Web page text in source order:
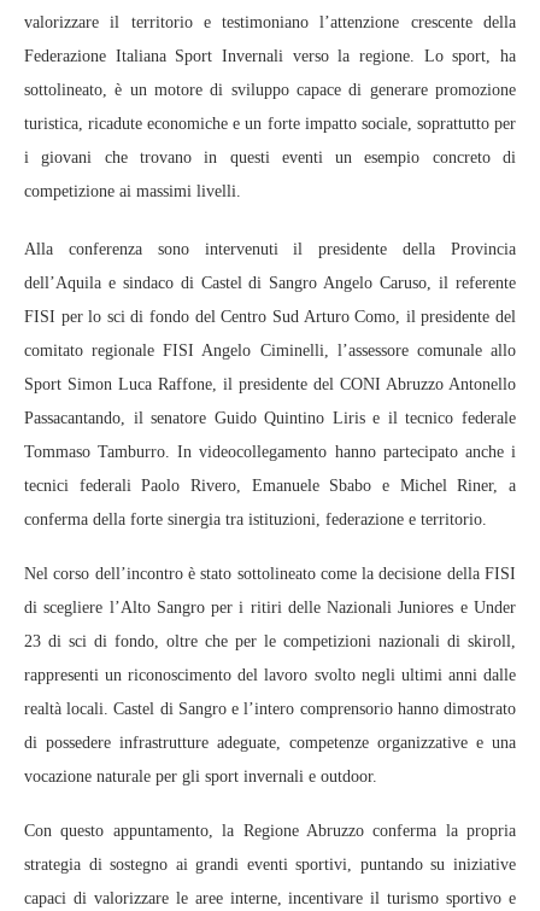
valorizzare il territorio e testimoniano l’attenzione crescente della
Federazione Italiana Sport Invernali verso la regione. Lo sport, ha
sottolineato, è un motore di sviluppo capace di generare promozione
turistica, ricadute economiche e un forte impatto sociale, soprattutto per
i giovani che trovano in questi eventi un esempio concreto di
competizione ai massimi livelli.
Alla conferenza sono intervenuti il presidente della Provincia
dell’Aquila e sindaco di Castel di Sangro Angelo Caruso, il referente
FISI per lo sci di fondo del Centro Sud Arturo Como, il presidente del
comitato regionale FISI Angelo Ciminelli, l’assessore comunale allo
Sport Simon Luca Raffone, il presidente del CONI Abruzzo Antonello
Passacantando, il senatore Guido Quintino Liris e il tecnico federale
Tommaso Tamburro. In videocollegamento hanno partecipato anche i
tecnici federali Paolo Rivero, Emanuele Sbabo e Michel Riner, a
conferma della forte sinergia tra istituzioni, federazione e territorio.
Nel corso dell’incontro è stato sottolineato come la decisione della FISI
di scegliere l’Alto Sangro per i ritiri delle Nazionali Juniores e Under
23 di sci di fondo, oltre che per le competizioni nazionali di skiroll,
rappresenti un riconoscimento del lavoro svolto negli ultimi anni dalle
realtà locali. Castel di Sangro e l’intero comprensorio hanno dimostrato
di possedere infrastrutture adeguate, competenze organizzative e una
vocazione naturale per gli sport invernali e outdoor.
Con questo appuntamento, la Regione Abruzzo conferma la propria
strategia di sostegno ai grandi eventi sportivi, puntando su iniziative
capaci di valorizzare le aree interne, incentivare il turismo sportivo e